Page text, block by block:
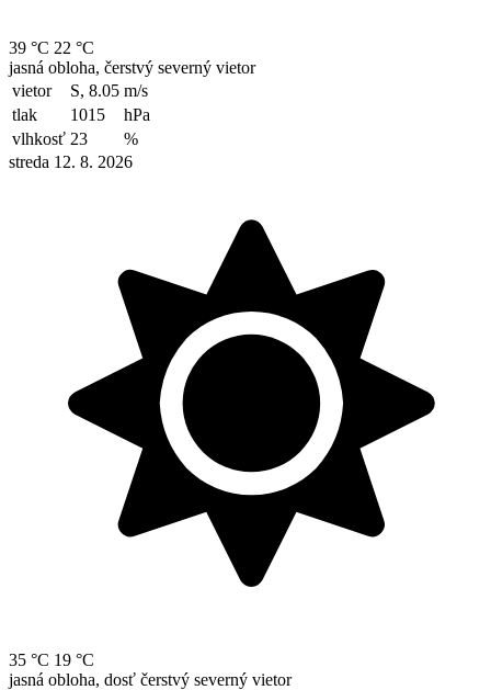
39 °C 22 °C
jasná obloha, čerstvý severný vietor
vietor
S, 8.05 m/s
tlak
1015
hPa
vlhkosť 23
%
streda 12. 8. 2026
35 °C 19 °C
jasná obloha, dosť čerstvý severný vietor